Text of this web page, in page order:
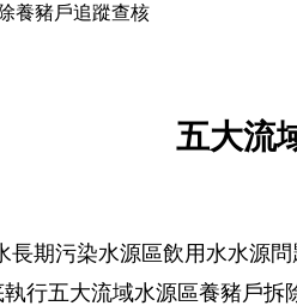
養豬戶追蹤查核
五大流
長期污染水源區飲用水水源
行五大流域水源區養豬戶